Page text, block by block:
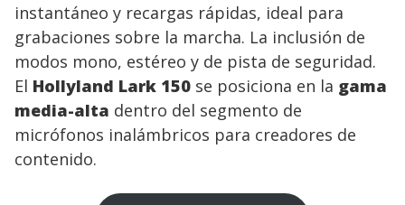
instantáneo y recargas rápidas, ideal para
grabaciones sobre la marcha. La inclusión de
modos mono, estéreo y de pista de seguridad.
El Hollyland Lark 150 se posiciona en la gama
media-alta dentro del segmento de
micrófonos inalámbricos para creadores de
contenido.